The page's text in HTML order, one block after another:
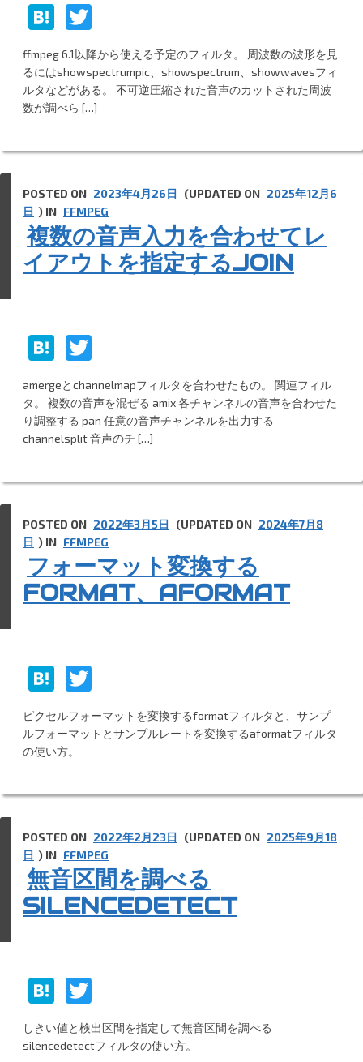
H
at
e
n
a
w
itt
er
ffmpeg 6.1以降から使える予定のフィルタ。 周波数の波形を見
るにはshowspectrumpic、showspectrum、showwavesフィ
ルタなどがある。 不可逆圧縮された音声のカットされた周波
数が調べら […]
複数の音声入力を合わせてレ
イアウトを指定するJOIN
POSTED ON 2023年4月26日 (UPDATED ON 2025年12月6
日 ) IN FFMPEG
H
at
e
n
a
w
itt
er
amergeとchannelmapフィルタを合わせたもの。 関連フィル
タ。 複数の音声を混ぜる amix 各チャンネルの音声を合わせた
り調整する pan 任意の音声チャンネルを出力する
channelsplit 音声のチ […]
フォーマット変換する
FORMAT、AFORMAT
POSTED ON 2022年3月5日 (UPDATED ON 2024年7月8
日 ) IN FFMPEG
H
at
e
n
itt
ピクセルフォーマットを変換するformatフィルタと、サンプ
ルフォーマットとサンプルレートを変換するaformatフィルタ
の使い方。
無音区間を調べる
SILENCEDETECT
POSTED ON 2022年2月23日 (UPDATED ON 2025年9月18
日 ) IN FFMPEG
H
at
e
w
itt
しきい値と検出区間を指定して無音区間を調べる
silencedetectフィルタの使い方。